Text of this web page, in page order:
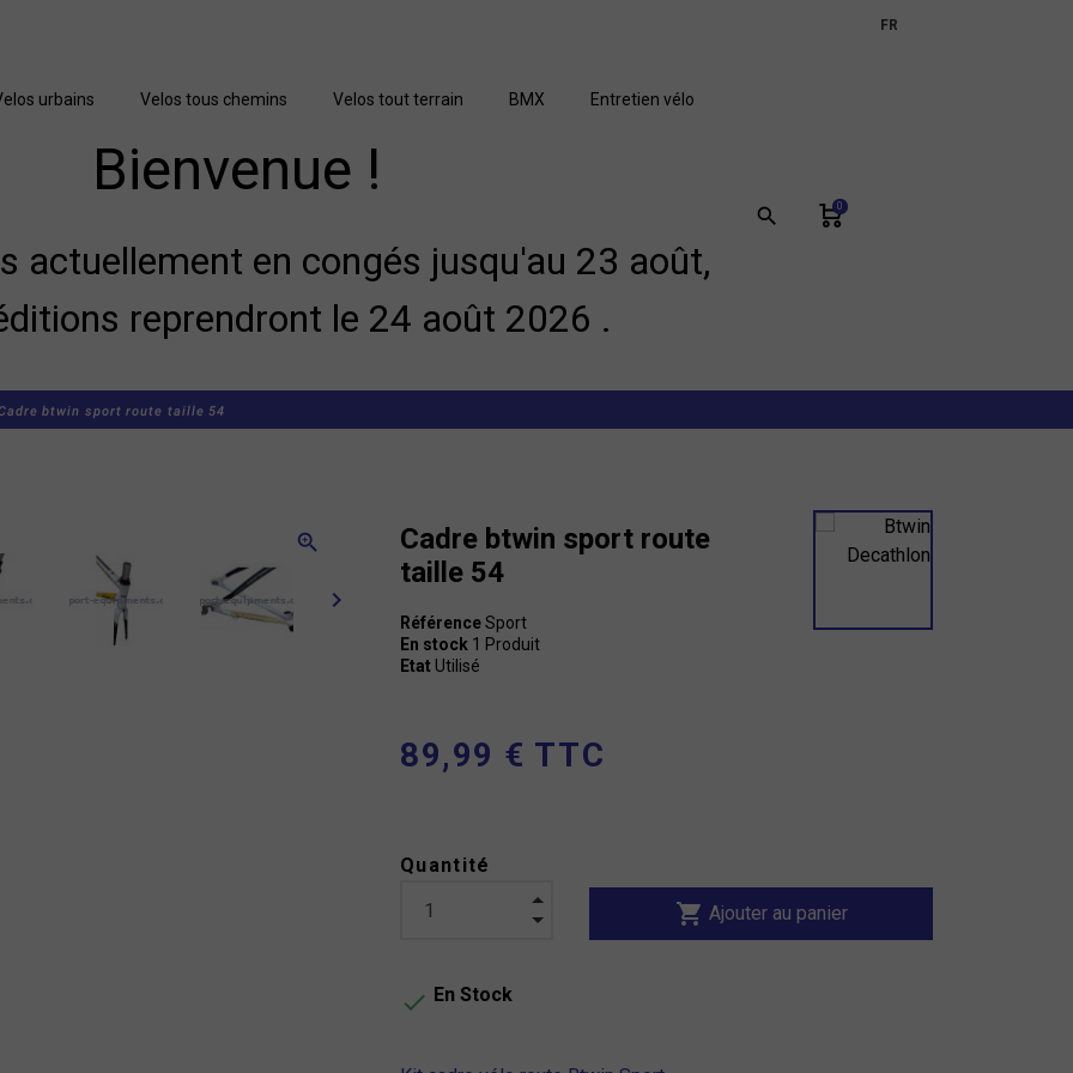
FR
urbains Velos tous chemins Velos tout terrain BMX Entretien vélo
Bienvenue !
actuellement en congés jusqu'au 23 août,
reprendront le 24 août 2026 .
search 0
btwin sport route taille 54
zoom_in
keyboard_arrow_right
Cadre btwin sport route
taille 54
RéférenceSport
En stock 1 Produit
Etat Utilisé
89,99 € TTC
Quantité
shopping_cart Ajouter au panier
 En Stock